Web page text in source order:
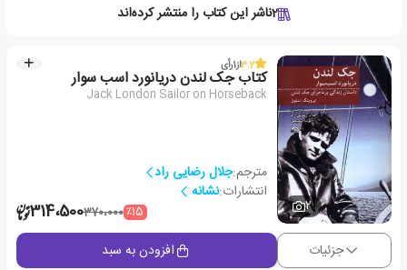
2ناشر این کتاب را منتشر کرده‌اند
2
3.2از1رأی
کتاب جک لندن دریانورد اسب سوار
Jack London Sailor on Horseback
مترجم:جلال رضایی راد
انتشارات:نشانه
٪15370،000314،500
جزئیات افزودن به سبد